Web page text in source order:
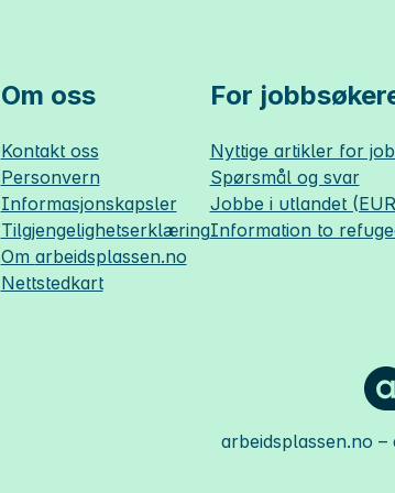
Om oss
Kontakt oss
Personvern
Informasjonskapsler
Tilgjengelighetserklæring
Om arbeidsplassen.no
Nettstedkart
For
Nyttige artikler for
Spørsmål og svar
Jobbe i utlandet
Information to
arbeidsplassen.no –